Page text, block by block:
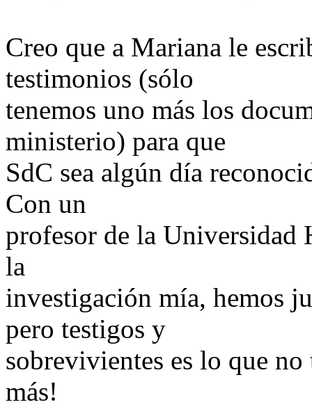
Creo que a Mariana le
testimonios (sólo
tenemos uno más los
ministerio) para que
SdC sea algún día
Con un
profesor de la Universidad
la
investigación mía, hemos
pero testigos y
sobrevivientes es lo que
más!